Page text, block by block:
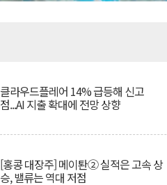
클라우드플레어 14% 급등해 신고
점...AI 지출 확대에 전망 상향
[홍콩 대장주] 메이퇀② 실적은 고속 상
승, 밸류는 역대 저점